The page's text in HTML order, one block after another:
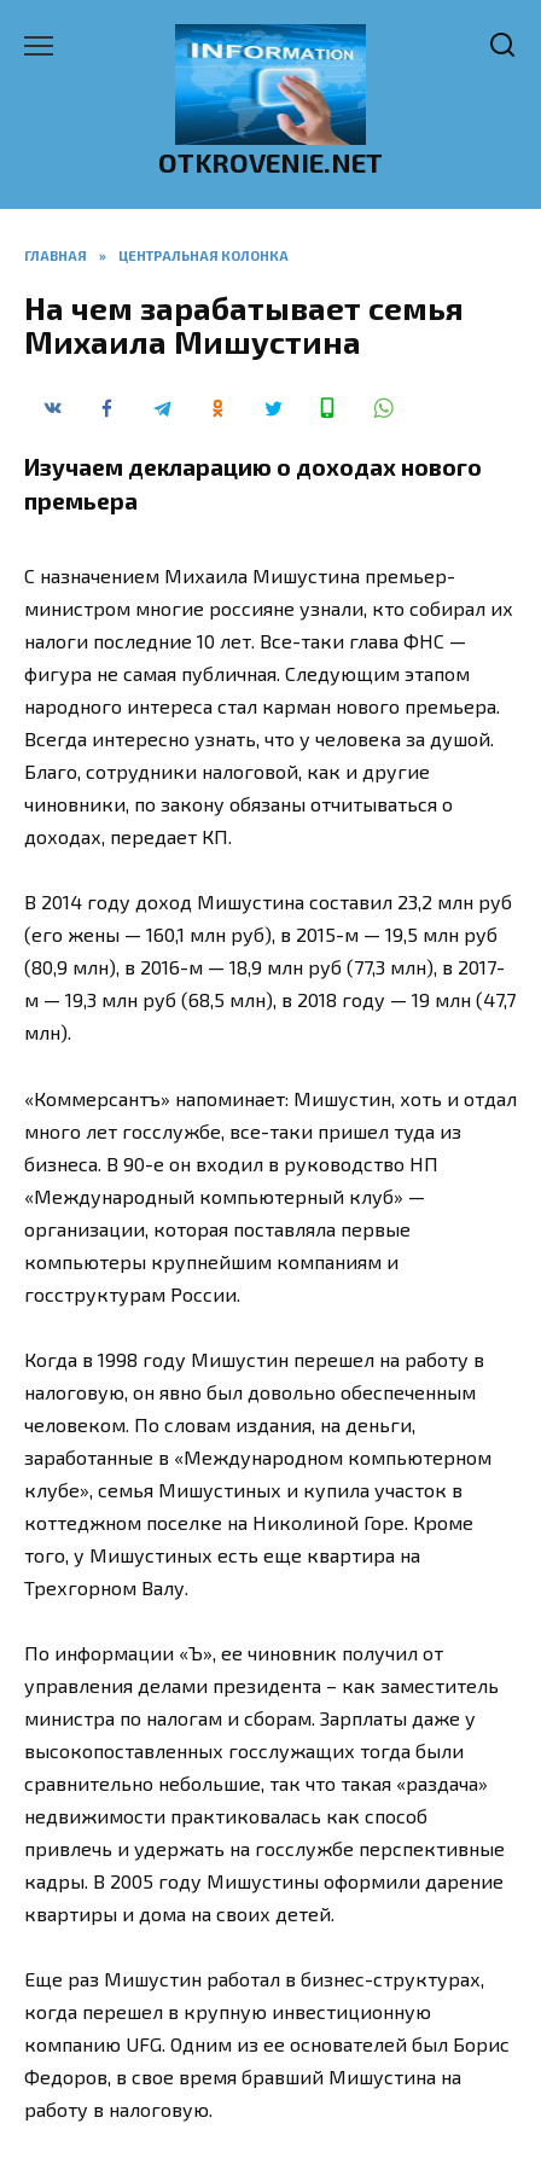
OTKROVENIE.NET
ГЛАВНАЯ » ЦЕНТРАЛЬНАЯ КОЛОНКА
На чем зарабатывает семья
Михаила Мишустина
Изучаем декларацию о доходах нового
премьера
С назначением Михаила Мишустина премьер-
министром многие россияне узнали, кто собирал их
налоги последние 10 лет. Все-таки глава ФНС —
фигура не самая публичная. Следующим этапом
народного интереса стал карман нового премьера.
Всегда интересно узнать, что у человека за душой.
Благо, сотрудники налоговой, как и другие
чиновники, по закону обязаны отчитываться о
доходах, передает КП.
В 2014 году доход Мишустина составил 23,2 млн руб
(его жены — 160,1 млн руб), в 2015-м — 19,5 млн руб
(80,9 млн), в 2016-м — 18,9 млн руб (77,3 млн), в 2017-
м — 19,3 млн руб (68,5 млн), в 2018 году — 19 млн (47,7
млн).
«Коммерсантъ» напоминает: Мишустин, хоть и отдал
много лет госслужбе, все-таки пришел туда из
бизнеса. В 90-е он входил в руководство НП
«Международный компьютерный клуб» —
организации, которая поставляла первые
компьютеры крупнейшим компаниям и
госструктурам России.
Когда в 1998 году Мишустин перешел на работу в
налоговую, он явно был довольно обеспеченным
человеком. По словам издания, на деньги,
заработанные в «Международном компьютерном
клубе», семья Мишустиных и купила участок в
коттеджном поселке на Николиной Горе. Кроме
того, у Мишустиных есть еще квартира на
Трехгорном Валу.
По информации «Ъ», ее чиновник получил от
управления делами президента – как заместитель
министра по налогам и сборам. Зарплаты даже у
высокопоставленных госслужащих тогда были
сравнительно небольшие, так что такая «раздача»
недвижимости практиковалась как способ
привлечь и удержать на госслужбе перспективные
кадры. В 2005 году Мишустины оформили дарение
квартиры и дома на своих детей.
Еще раз Мишустин работал в бизнес-структурах,
когда перешел в крупную инвестиционную
компанию UFG. Одним из ее основателей был Борис
Федоров, в свое время бравший Мишустина на
работу в налоговую.